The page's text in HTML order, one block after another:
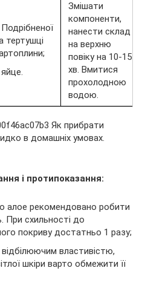
тертушці
Змішати
компоненти,
нанести склад
на верхню
повіку на 10-15
хв. Вмитися
прохолодною
водою.
і протипоказання:
алое рекомендовано робити
При схильності до
покриву достатньо 1 разу;
властивістю,
шкіри варто обмежити її